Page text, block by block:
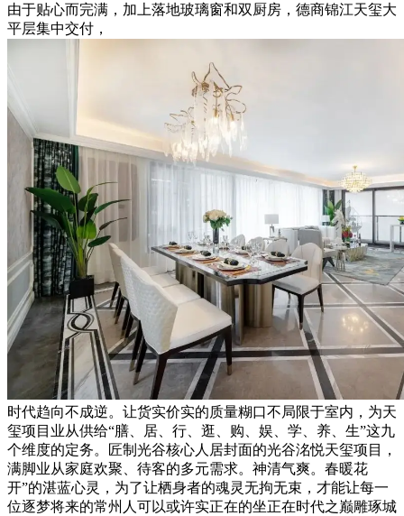
由于贴心而完满，加上落地玻璃窗和双厨房，德商锦江天玺大
平层集中交付，
时代趋向不成逆。让货实价实的质量糊口不局限于室内，为天
玺项目业从供给“膳、居、行、逛、购、娱、学、养、生”这九
个维度的定务。匠制光谷核心人居封面的光谷洺悦天玺项目，
满脚业从家庭欢聚、待客的多元需求。神清气爽。春暖花
开”的湛蓝心灵，为了让栖身者的魂灵无拘无束，才能让每一
位逐梦将来的常州人可以或许实正在的坐正在时代之巅雕琢城